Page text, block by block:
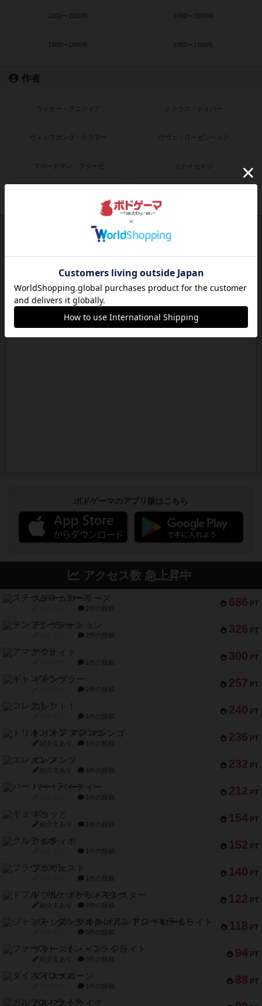
2000〜2010年 1990〜2000年
1980〜1990年 1950〜1980年
作者
ライナー・クニツィア クラウス・トイバー
ヴォルフガング・クラマー ウヴェ・ローゼンベルク
フリードマン・フリーゼ カナイセイジ
ボドゲーマのアプリ版はこちら
アクセス数 急上昇中
686 PT
スチームローラーズ
2件の投稿
326 PT
テンプテーション
2件の投稿
300 PT
アマナイト
1件の投稿
257 PT
ギャンブラー
2件の投稿
240 PT
コレクト！
1件の投稿
236 PT
トリオンフ ア マレンゴ
紹介文あり 1件の投稿
232 PT
エレメンツ
紹介文あり 4件の投稿
212 PT
バー！パーティー
1件の投稿
154 PT
ギョッと
紹介文あり 1件の投稿
152 PT
クルティボ
1件の投稿
140 PT
ブラヴェスト
1件の投稿
122 PT
ドブル：ポケットモンスター
紹介文あり 4件の投稿
118 PT
ジャンヌ・ダルク-オルレアン ドロー＆ライト
5件の投稿
94 PT
ファースト・イン・フライト
紹介文あり 3件の投稿
88 PT
ダイススローン
1件の投稿
ガルフストライク